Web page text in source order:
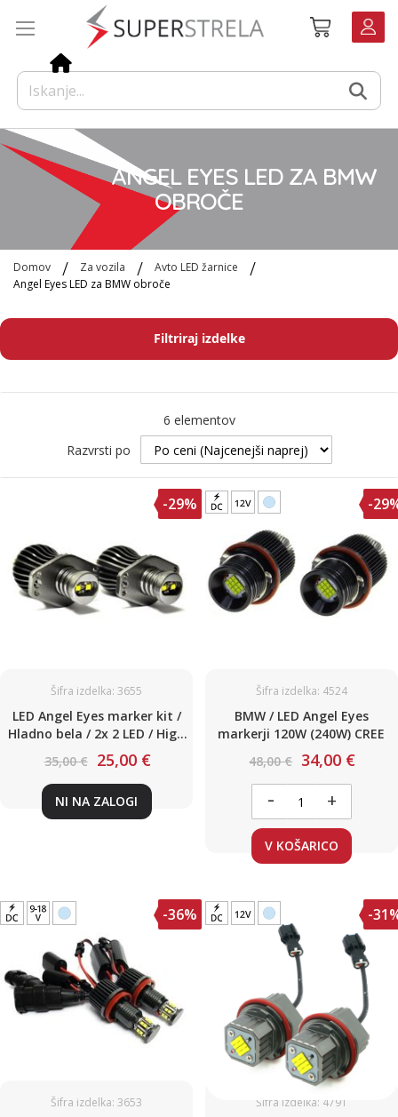
Košarica
ANGEL EYES LED ZA BMW
OBROČE
Domov Za vozila
Avto LED žarnice
Angel Eyes LED za BMW obroče
Filtriraj izdelke
6 elementov
Razvrsti po
-29%
Šifra izdelka: 3655
LED Angel Eyes marker kit /
Hladno bela / 2x 2 LED / High
Power / 2x 20W / BMW / E90,
E91
35,00 € 25,00 €
NI NA ZALOGI
-
Šifra izdelka: 4524
BMW / LED Angel Eyes
markerji 120W (240W) CREE
48,00 € 34,00 €
- +
V KOŠARICO
-36%
Šifra izdelka: 3653
-
Šifra izdelka: 4791